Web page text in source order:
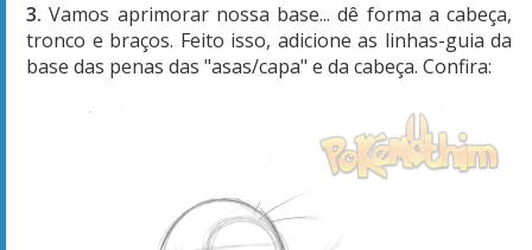
3. Vamos aprimorar nossa base... dê forma a cabeça,
tronco e braços. Feito isso, adicione as linhas-guia da
base das penas das "asas/capa" e da cabeça. Confira: